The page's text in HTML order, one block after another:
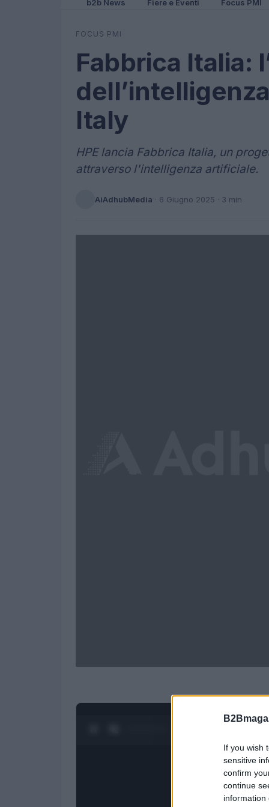
If you wish
sensitive
confirm
continue
information
b2b News Fiere e Eventi Focus PMI
FOCUS PMI
Fabbrica Italia:
Italy
HPE lancia Fabbrica Italia, un
attraverso l'intelligenza artificiale.
AiAdhubMedia · 6 Giugno 2025 · 3 min